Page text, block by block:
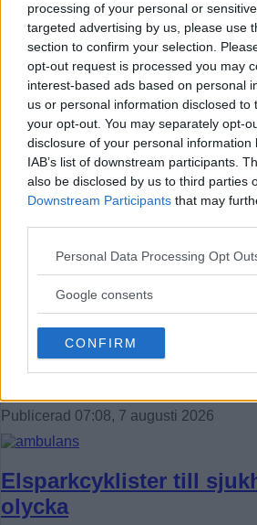
processing of your personal or
targeted advertising by us, please use
section to confirm your selection.
opt-out request is processed you may
interest-based ads based on personal
us or personal information disclosed to
your opt-out. You may separately opt-
disclosure of your personal information
IAB’s list of downstream participants.
also be disclosed by us to third parties
Downstream Participants that may
Please note that this website/app uses
not limited to your visit or usage
use your data for below specified
consent section.
Personal Data Processing Opt
Google consents
CONFIRM
Nyheter
Priser på bostadsrätter
stiger
Bostadsrättspriserna i Storstockholm
under […]
Publicerad 09:38, 7 augusti 2026
Poppe med ungdomar
friluftsteatern:
något
Publicerad 07:08, 7 augusti 2026
Elsparkcyklister till
olycka